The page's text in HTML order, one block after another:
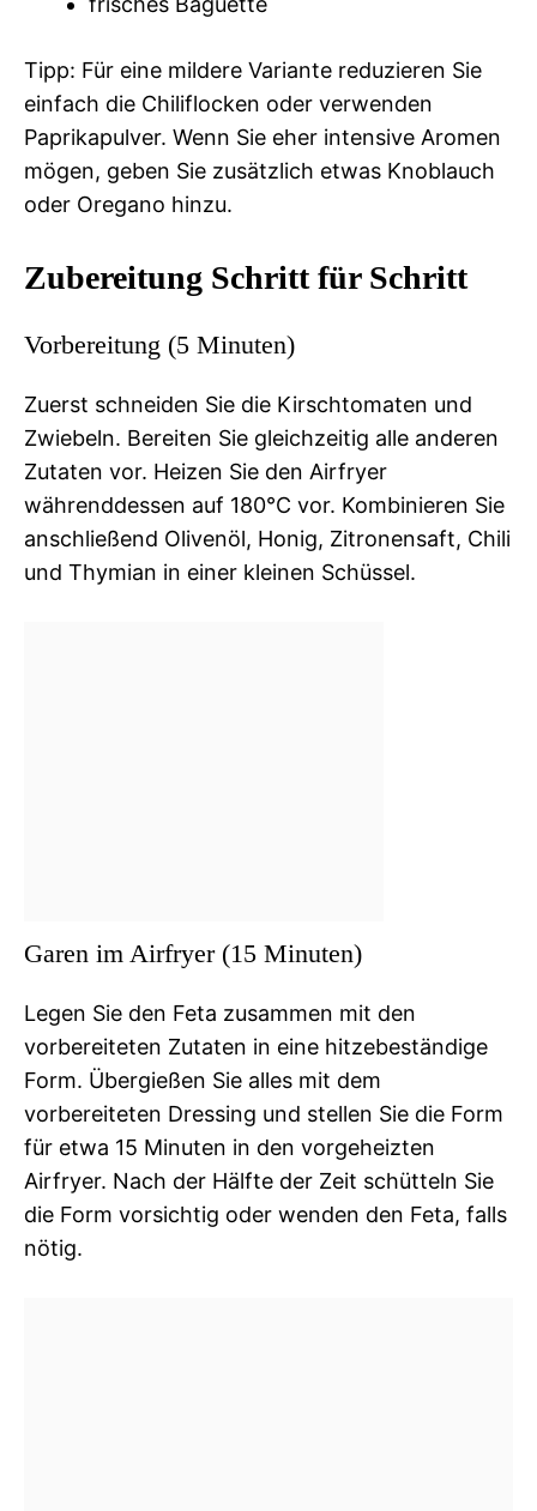
Tipp: Für eine mildere Variante reduzieren Sie
einfach die Chiliflocken oder verwenden
Paprikapulver. Wenn Sie eher intensive Aromen
mögen, geben Sie zusätzlich etwas Knoblauch
oder Oregano hinzu.
Zubereitung Schritt für Schritt
Vorbereitung (5 Minuten)
Zuerst schneiden Sie die Kirschtomaten und
Zwiebeln. Bereiten Sie gleichzeitig alle anderen
Zutaten vor. Heizen Sie den Airfryer
währenddessen auf 180°C vor. Kombinieren Sie
anschließend Olivenöl, Honig, Zitronensaft, Chili
und Thymian in einer kleinen Schüssel.
Garen im Airfryer (15 Minuten)
Legen Sie den Feta zusammen mit den
vorbereiteten Zutaten in eine hitzebeständige
Form. Übergießen Sie alles mit dem
vorbereiteten Dressing und stellen Sie die Form
für etwa 15 Minuten in den vorgeheizten
Airfryer. Nach der Hälfte der Zeit schütteln Sie
die Form vorsichtig oder wenden den Feta, falls
nötig.